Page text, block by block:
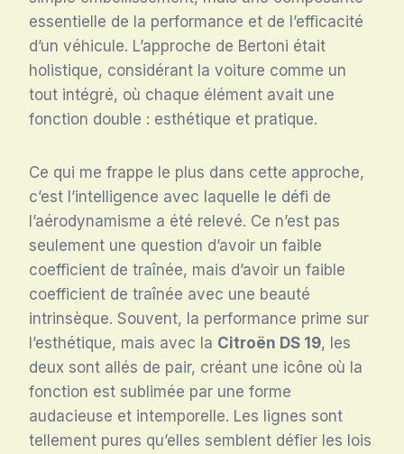
essentielle de la performance et de l’efficacité
d’un véhicule. L’approche de Bertoni était
holistique, considérant la voiture comme un
tout intégré, où chaque élément avait une
fonction double : esthétique et pratique.
Ce qui me frappe le plus dans cette approche,
c’est l’intelligence avec laquelle le défi de
l’aérodynamisme a été relevé. Ce n’est pas
seulement une question d’avoir un faible
coefficient de traînée, mais d’avoir un faible
coefficient de traînée avec une beauté
intrinsèque. Souvent, la performance prime sur
l’esthétique, mais avec la Citroën DS 19, les
deux sont allés de pair, créant une icône où la
fonction est sublimée par une forme
audacieuse et intemporelle. Les lignes sont
tellement pures qu’elles semblent défier les lois